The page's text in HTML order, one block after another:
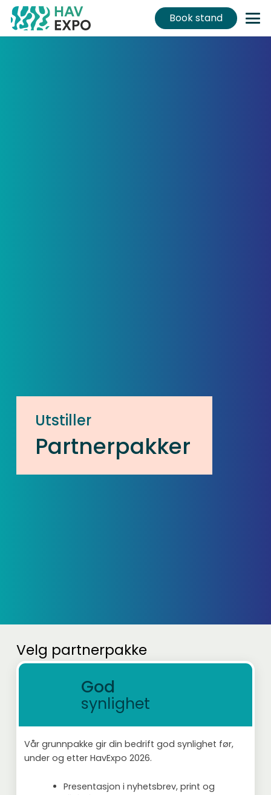
Book stand
Utstiller
Partnerpakker
Velg partnerpakke
God
synlighet
Vår grunnpakke gir din bedrift god synlighet før,
under og etter HavExpo 2026.
Presentasjon i nyhetsbrev, print og